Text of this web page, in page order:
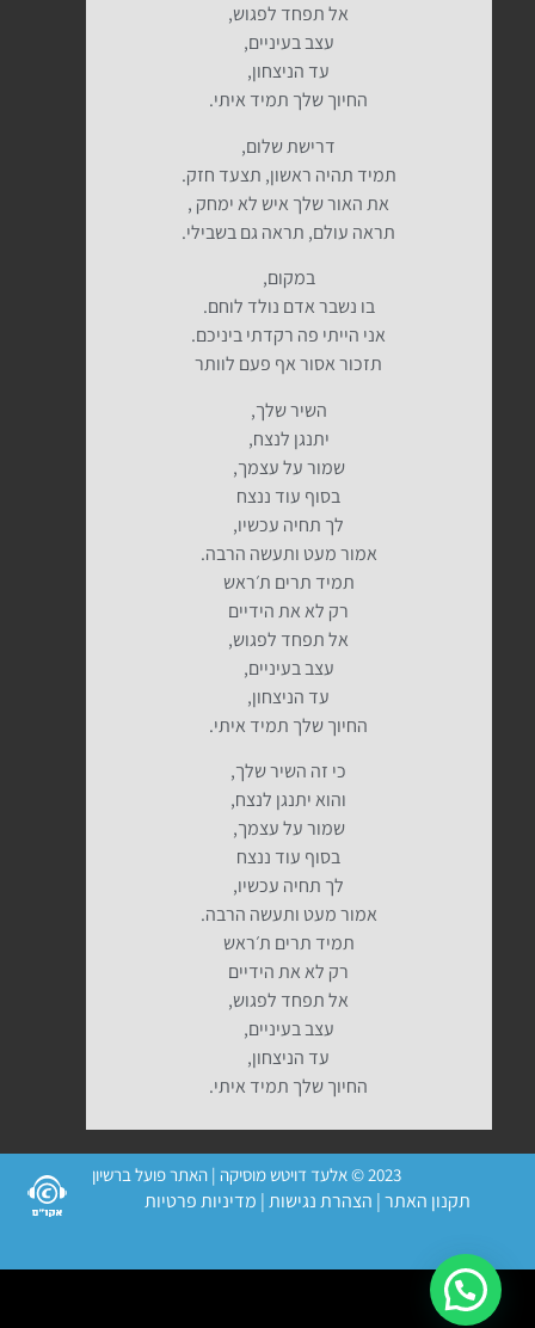
אל תפחד לפגוש,
עצב בעיניים,
עד הניצחון,
החיוך שלך תמיד איתי.
דרישת שלום,
תמיד תהיה ראשון, תצעד חזק.
את האור שלך איש לא ימחק ,
תראה עולם, תראה גם בשבילי.
במקום,
בו נשבר אדם נולד לוחם.
אני הייתי פה רקדתי ביניכם.
תזכור אסור אף פעם לוותר
השיר שלך,
יתנגן לנצח,
שמור על עצמך,
בסוף עוד ננצח
לך תחיה עכשיו,
אמור מעט ותעשה הרבה.
תמיד תרים ת׳ראש
רק לא את הידיים
אל תפחד לפגוש,
עצב בעיניים,
עד הניצחון,
החיוך שלך תמיד איתי.
כי זה השיר שלך,
והוא יתנגן לנצח,
שמור על עצמך,
בסוף עוד ננצח
לך תחיה עכשיו,
אמור מעט ותעשה הרבה.
תמיד תרים ת׳ראש
רק לא את הידיים
אל תפחד לפגוש,
עצב בעיניים,
עד הניצחון,
החיוך שלך תמיד איתי.
2023 © אלעד דויטש מוסיקה | האתר פועל ברשיון
תקנון האתר| הצהרת נגישות| מדיניות פרטיות